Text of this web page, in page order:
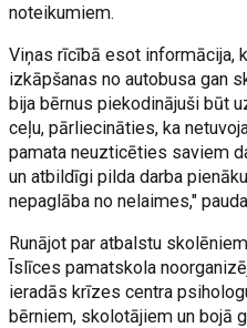
noteikumiem.
Viņas rīcībā esot informācija,
izkāpšanas no autobusa gan
bija bērnus piekodinājuši būt
ceļu, pārliecināties, ka
pamata neuzticēties saviem
un atbildīgi pilda darba
nepaglāba no nelaimes,"
Runājot par atbalstu
Īslīces pamatskola
ieradās krīzes centra
bērniem, skolotājiem un bojā